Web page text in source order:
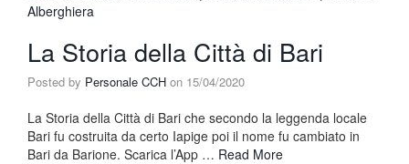
La Storia della Città di Bari
Posted by Personale CCH on 15/04/2020
La Storia della Città di Bari che secondo la leggenda locale
Bari fu costruita da certo Iapige poi il nome fu cambiato in
Bari da Barione. Scarica l’App … Read More